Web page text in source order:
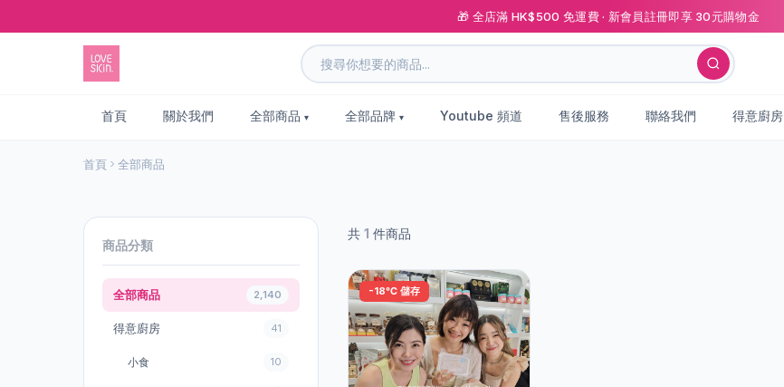
🎁 全店滿 HK$500 免運費 · 新會員註冊即享 30元購物金
首頁 關於我們 全部商品 全部品牌 Youtube 頻道 售後服務 聯絡我們 得意廚房
首頁 全部商品
商品分類
全部商品 2,140
得意廚房 41
小食 10
共 1 件商品
-18℃ 儲存